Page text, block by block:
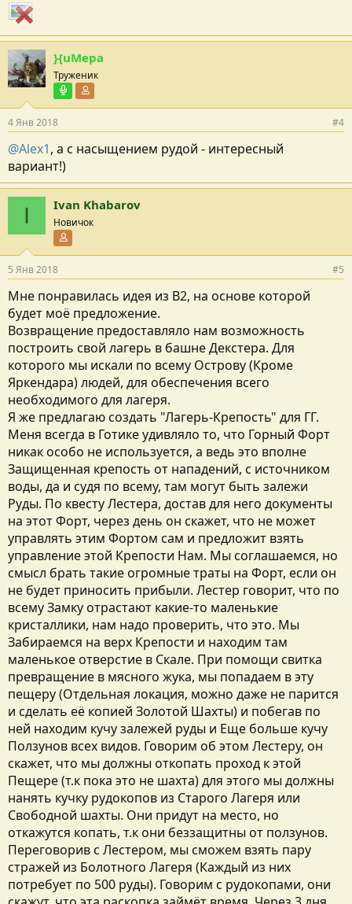
}{uMepa
Труженик
Команда озвучки
4 Янв 2018 #4
@Alex1, а с насыщением рудой - интересный
вариант!)
I Ivan Khabarov
Новичок
5 Янв 2018 #5
Мне понравилась идея из В2, на основе которой
будет моё предложение.
Возвращение предоставляло нам возможность
построить свой лагерь в башне Декстера. Для
которого мы искали по всему Острову (Кроме
Яркендара) людей, для обеспечения всего
необходимого для лагеря.
Я же предлагаю создать "Лагерь-Крепость" для ГГ.
Меня всегда в Готике удивляло то, что Горный Форт
никак особо не используется, а ведь это вполне
Защищенная крепость от нападений, с источником
воды, да и судя по всему, там могут быть залежи
Руды. По квесту Лестера, достав для него документы
на этот Форт, через день он скажет, что не может
управлять этим Фортом сам и предложит взять
управление этой Крепости Нам. Мы соглашаемся, но
смысл брать такие огромные траты на Форт, если он
не будет приносить прибыли. Лестер говорит, что по
всему Замку отрастают какие-то маленькие
кристаллики, нам надо проверить, что это. Мы
Забираемся на верх Крепости и находим там
маленькое отверстие в Скале. При помощи свитка
превращение в мясного жука, мы попадаем в эту
пещеру (Отдельная локация, можно даже не парится
и сделать её копией Золотой Шахты) и побегав по
ней находим кучу залежей руды и Еще больше кучу
Ползунов всех видов. Говорим об этом Лестеру, он
скажет, что мы должны откопать проход к этой
Пещере (т.к пока это не шахта) для этого мы должны
нанять кучку рудокопов из Старого Лагеря или
Свободной шахты. Они придут на место, но
откажутся копать, т.к они беззащитны от ползунов.
Переговорив с Лестером, мы сможем взять пару
стражей из Болотного Лагеря (Каждый из них
потребует по 500 руды). Говорим с рудокопами, они